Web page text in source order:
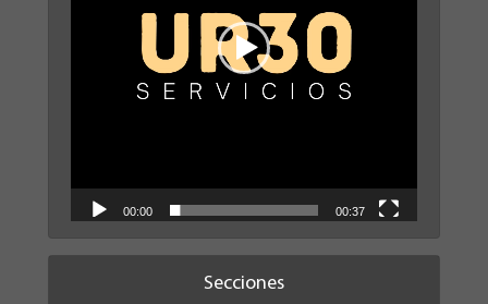
00:00 00:37
Secciones